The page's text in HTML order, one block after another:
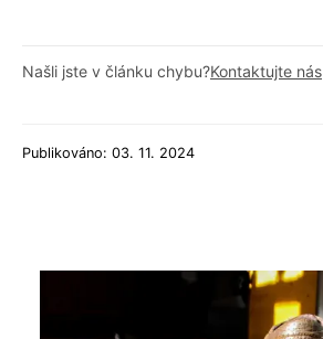
Našli jste v článku chybu?Kontaktujte nás
Publikováno: 03. 11. 2024